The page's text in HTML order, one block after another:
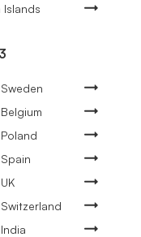
Islands